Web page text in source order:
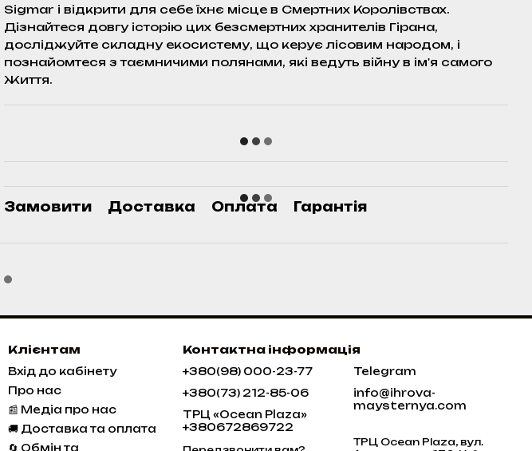
Sigmar і відкрити для себе їхнє місце в Смертних Королівствах.
Дізнайтеся довгу історію цих безсмертних хранителів Гірана,
досліджуйте складну екосистему, що керує лісовим народом, і
познайомтеся з таємничими полянами, які ведуть війну в ім'я самого
Життя.
Замовити Доставка Оплата Гарантія
Клієнтам
Вхід до кабінету
Про нас
📰 Медіа про нас
🚚 Доставка та оплата
🔄 Обмін та
Контактна інформація
+380(98) 000-23-77
+380(73) 212-85-06
ТРЦ «Ocean Plaza»
+380672869722
Telegram
info@ihrova-
maysternya.com
ТРЦ Ocean Plaza, вул.